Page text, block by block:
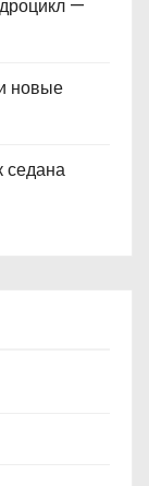
—
новые
седана